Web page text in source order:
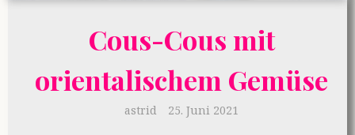
Cous-Cous mit
orientalischem Gemüse
astrid 25. Juni 2021